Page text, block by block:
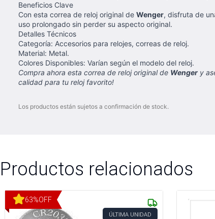
Beneficios Clave
Con esta correa de reloj original de Wenger, disfruta de
uso prolongado sin perder su aspecto original.
Detalles Técnicos
Categoría: Accesorios para relojes, correas de reloj.
Material: Metal.
Colores Disponibles: Varían según el modelo del reloj.
Compra ahora esta correa de reloj original de Wenger y
calidad para tu reloj favorito!
Los productos están sujetos a confirmación de stock.
Productos relacionados
63%OFF
ÚLTIMA UNIDAD